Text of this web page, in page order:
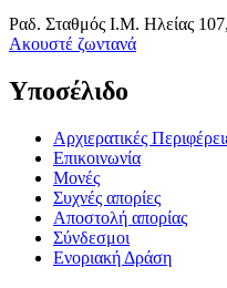
Ραδ. Σταθμός Ι.Μ. Ηλείας
Aκουστέ ζωντανά
Υποσέλιδο
Αρχιερατικές
Επικοινωνία
Μονές
Συχνές απορίες
Αποστολή απορίας
Σύνδεσμοι
Ενοριακή Δράση